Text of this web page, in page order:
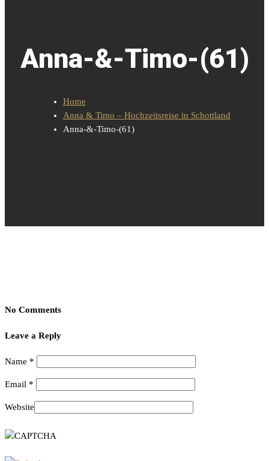
Anna-&-Timo-(61)
Home
Anna & Timo – Hochzeitsreise in Schottland
Anna-&-Timo-(61)
No Comments
Leave a Reply
Name *
Email *
Website